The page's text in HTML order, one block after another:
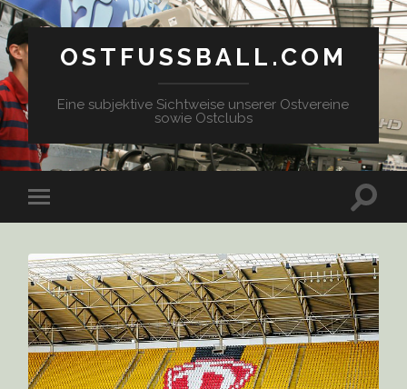
OSTFUSSBALL.COM
Eine subjektive Sichtweise unserer Ostvereine
sowie Ostclubs